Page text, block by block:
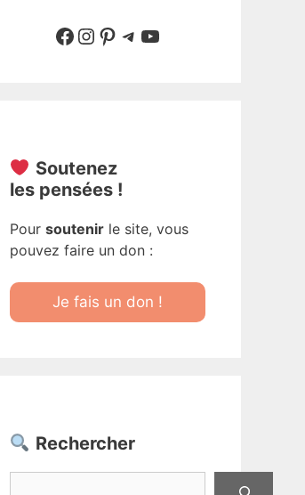
Suivre sur Facebook
Suivre sur Instagram
Pinterest
Sur Telegram
YouTube
Soutenez
les pensées !
Pour soutenir le site, vous
pouvez faire un don :
Je fais un don !
Rechercher